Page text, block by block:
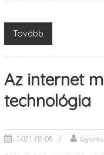
Tovább
Az internet
technológia
2021-02-08